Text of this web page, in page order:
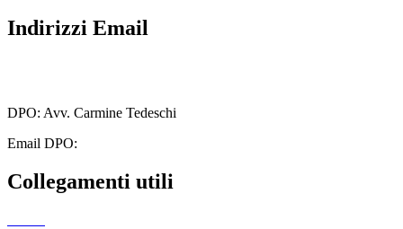
Indirizzi Email
DPO: Avv. Carmine Tedeschi
Email DPO:
Collegamenti utili